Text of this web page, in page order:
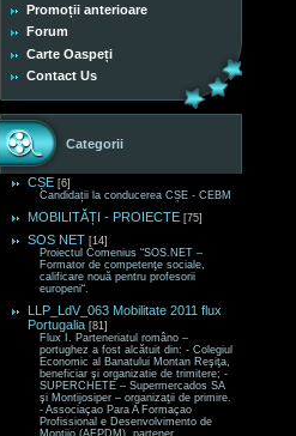
Promoții anterioare
Forum
Carte Oaspeți
Contact Us
Categorii
CȘE [6]
Candidații la conducerea CȘE - CEBM
MOBILITĂȚI - PROIECTE [75]
SOS NET [14]
Proiectul Comenius “SOS.NET –
Formator de competenţe sociale,
calificare nouă pentru profesorii
europeni“.
LLP_LdV_063 Mobilitate 2011 flux
Portugalia [81]
Flux I. Parteneriatul româno –
portughez a fost alcătuit din: - Colegiul
Economic al Banatului Montan Reşiţa,
beneficiar şi organizatie de trimitere; -
SUPERCHETE – Supermercados SA
şi Montijosiper – organizaţii de primire.
- Associaçao Para A Formaçao
Profissional e Desenvolvimento de
Montijo (AFPDM), partener